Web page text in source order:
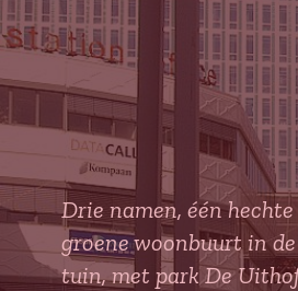
Drie namen, één
groene woonbuurt in
tuin, met park De